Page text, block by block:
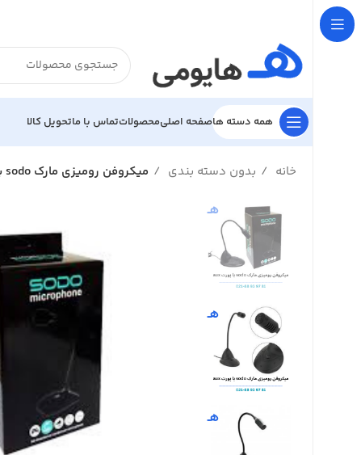
همه دسته هاصفحه اصلیمحصولاتتماس با ماتحویل کالا
خانه بدون دسته بندی میکروفن رومیزی مارک sodo با پورت aux